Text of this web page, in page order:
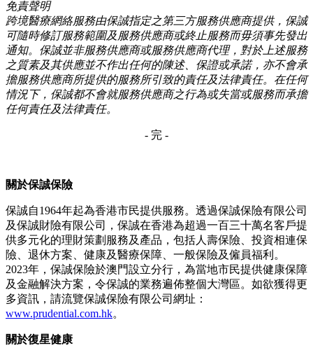
免責聲明
跨境醫療網絡服務由保誠指定之第三方服務供應商提供，保誠
可隨時修訂服務範圍及服務供應商或終止服務而毋須事先發出
通知。保誠並非服務供應商或服務供應商代理，對於上述服務
之質素及其供應並不作出任何的陳述、保證或承諾，亦不會承
擔服務供應商所提供的服務所引致的責任及法律責任。在任何
情況下，保誠都不會就服務供應商之行為或失當或服務而承擔
任何責任及法律責任。
- 完 -
關於保誠保險
保誠自1964年起為香港市民提供服務。透過保誠保險有限公司
及保誠財險有限公司，保誠在香港為超過一百三十萬名客戶提
供多元化的理財策劃服務及產品，包括人壽保險、投資相連保
險、退休方案、健康及醫療保障、一般保險及僱員福利。
2023年，保誠保險於澳門設立分行，為當地市民提供健康保障
及金融解決方案，令保誠的業務遍佈整個大灣區。如欲獲得更
多資訊，請流覽保誠保險有限公司網址：
www.prudential.com.hk。
關於復星健康